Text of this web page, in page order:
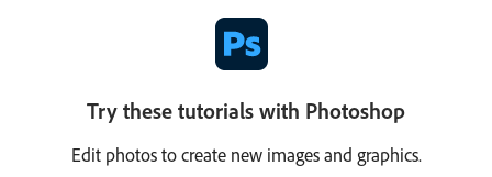
Try these tutorials with Photoshop
Edit photos to create new images and graphics.